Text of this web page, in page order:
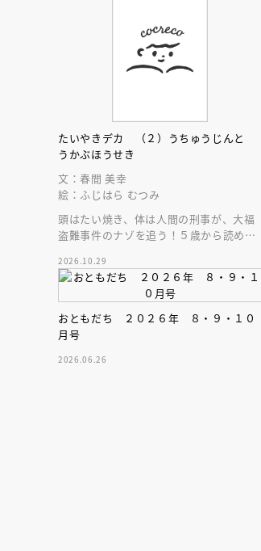
たいやきデカ （２）うちゅうじんと
うかぶほうせき
文：春間 美幸
絵：ふじはら むつみ
頭はたい焼き、体は人間の刑事が、大福
盗難事件のナゾを追う！５歳から読める
2026.10.29
おともだち ２０２６年 ８・９・１０
月号
2026.06.26